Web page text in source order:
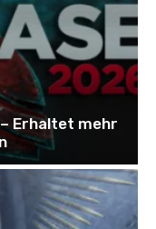
Erhaltet mehr